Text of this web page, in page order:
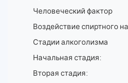
Человеческий фактор
Воздействие спиртного
Стадии алкоголизма
Начальная стадия:
Вторая стадия: